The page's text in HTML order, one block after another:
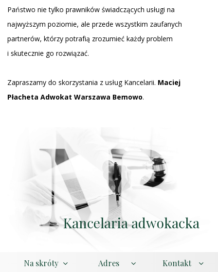
Państwo nie tylko prawników świadczących usługi na
najwyższym poziomie, ale przede wszystkim zaufanych
partnerów, którzy potrafią zrozumieć każdy problem
i skutecznie go rozwiązać.
Zapraszamy do skorzystania z usług Kancelarii. Maciej
Płacheta Adwokat Warszawa Bemowo.
Kancelaria adwokacka
Na skróty Adres Kontakt